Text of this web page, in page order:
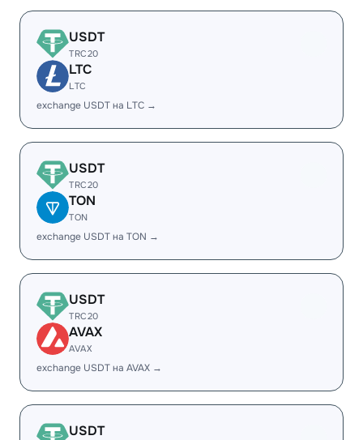
USDT
TRC20
LTC
LTC
exchange USDT на LTC →
USDT
TRC20
TON
TON
exchange USDT на TON →
USDT
TRC20
AVAX
AVAX
exchange USDT на AVAX →
USDT